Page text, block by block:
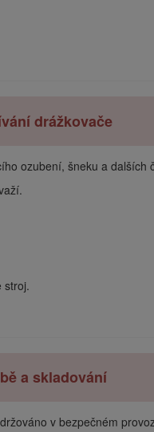
drážkovače
ozubení, šneku a dalších
stroj.
a skladování
v bezpečném